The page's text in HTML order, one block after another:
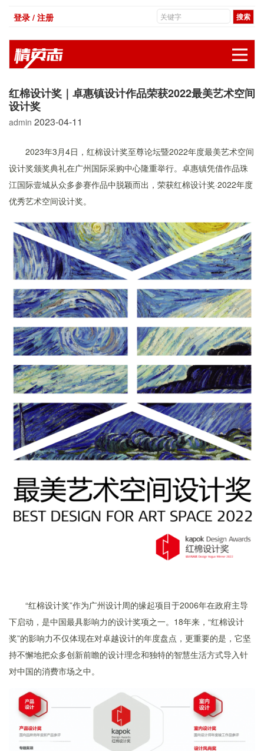
登录 / 注册
红棉设计奖｜卓惠镇设计作品荣获2022最美艺术空间
设计奖
admin 2023-04-11
2023年3月4日，红棉设计奖至尊论坛暨2022年度最美艺术空间
设计奖颁奖典礼在广州国际采购中心隆重举行。卓惠镇凭借作品珠
江国际壹城从众多参赛作品中脱颖而出，荣获红棉设计奖·2022年度
优秀艺术空间设计奖。
“红棉设计奖”作为广州设计周的缘起项目于2006年在政府主导
下启动，是中国最具影响力的设计奖项之一。18年来，“红棉设计
奖”的影响力不仅体现在对卓越设计的年度盘点，更重要的是，它坚
持不懈地把众多创新前瞻的设计理念和独特的智慧生活方式导入针
对中国的消费市场之中。